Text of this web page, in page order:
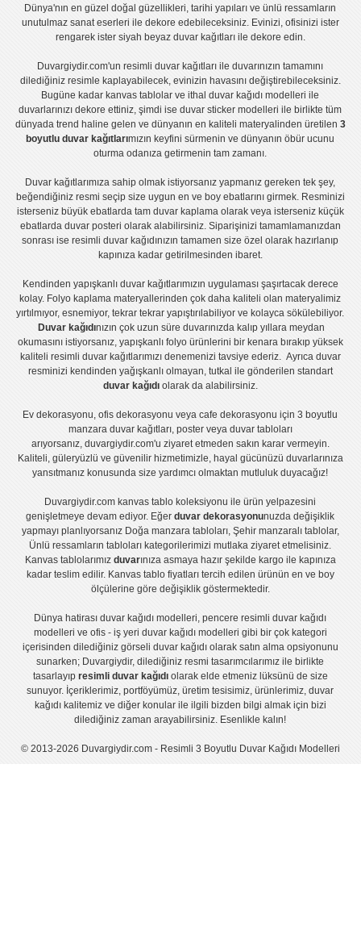
Dünya'nın en güzel doğal güzellikleri, tarihi yapıları ve ünlü ressamların
unutulmaz sanat eserleri ile dekore edebileceksiniz. Evinizi, ofisinizi ister
rengarek ister siyah beyaz duvar kağıtlarıile dekore edin.
Duvargiydir.com'unresimli duvar kağıtları ile duvarınızın tamamını
dilediğiniz resimle kaplayabilecek, evinizin havasını değiştirebileceksiniz.
Bugüne kadar kanvas tablo lar veithal duvar kağıdı modelleri ile
duvarlarınızı dekore ettiniz, şimdi iseduvar sticker modelleri ile birlikte tüm
dünyada trend haline gelen ve dünyanın en kaliteli materyalinden üretilen 3
boyutlu duvar kağıtlarımızın keyfini sürmenin ve dünyanın öbür ucunu
oturma odanıza getirmenin tam zamanı.
Duvar kağıtlarımıza sahip olmak istiyorsanız yapmanız gereken tek şey,
beğendiğiniz resmi seçip size uygun en ve boy ebatlarını girmek. Resminizi
isterseniz büyük ebatlarda tam duvar kaplamaolarak veya isterseniz küçük
ebatlarda duvar posteri olarak alabilirsiniz. Siparişinizi tamamlamanızdan
sonrası iseresimli duvar kağıdınızın tamamen size özel olarak hazırlanıp
kapınıza kadar getirilmesinden ibaret.
Kendinden yapışkanlı duvar kağıtlarımızın uygulamasışaşırtacak derece
kolay. Folyo kaplama materyallerinden çok daha kaliteli olanmateryalimiz
yırtılmıyor, esnemiyor, tekrar tekrar yapıştırılabiliyor ve kolayca sökülebiliyor.
Duvar kağıdınızın çok uzun süre duvarınızda kalıp yıllara meydan
okumasını istiyorsanız, yapışkanlı folyoürünlerini bir kenara bırakıp yüksek
kaliteli resimli duvar kağıtlarımızı denemenizi tavsiye ederiz. Ayrıca duvar
resminizi kendinden yağışkanlı olmayan, tutkal ile gönderilen standart
duvar kağıdıolarak da alabilirsiniz.
Ev dekorasyonu,ofis dekorasyonu veyacafe dekorasyonu için3 boyutlu
manzara duvar kağıtları, posterveya duvar tabloları
arıyorsanız, duvargiydir.com'u ziyaret etmeden sakın karar vermeyin.
Kaliteli, güleryüzlü ve güvenilir hizmetimizle, hayal gücünüzü duvarlarınıza
yansıtmanız konusunda size yardımcı olmaktan mutluluk duyacağız!
Duvargiydir.com kanvas tablo koleksiyonu ile ürün yelpazesini
genişletmeye devam ediyor. Eğerduvar dekorasyonunuzda değişiklik
yapmayı planlıyorsanız Doğa manzara tabloları, Şehir manzaralı tablolar,
Ünlü ressamların tabloları kategorilerimizi mutlaka ziyaret etmelisiniz.
Kanvas tablolarımız duvarınıza asmaya hazır şekilde kargo ile kapınıza
kadar teslim edilir. Kanvas tablo fiyatlarıtercih edilen ürünün en ve boy
ölçülerine göre değişiklik göstermektedir.
Dünya hatirası duvar kağıdı modelleri,pencere resimli duvar kağıdı
modelleri ve ofis - iş yeri duvar kağıdı modelleri gibi bir çok kategori
içerisinden dilediğiniz görseli duvar kağıdı olarak satın alma opsiyonunu
sunarken; Duvargiydir, dilediğiniz resmi tasarımcılarımız ile birlikte
tasarlayıp resimli duvar kağıdıolarak elde etmeniz lüksünü de size
sunuyor. İçeriklerimiz, portföyümüz, üretim tesisimiz, ürünlerimiz, duvar
kağıdı kalitemiz ve diğer konular ile ilgili bizden bilgi almak için bizi
dilediğiniz zaman arayabilirsiniz. Esenlikle kalın!
© 2013-2026 Duvargiydir.com - Resimli 3 Boyutlu Duvar Kağıdı Modelleri